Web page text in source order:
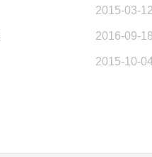
2015-03-12
2016-09-18
2015-10-